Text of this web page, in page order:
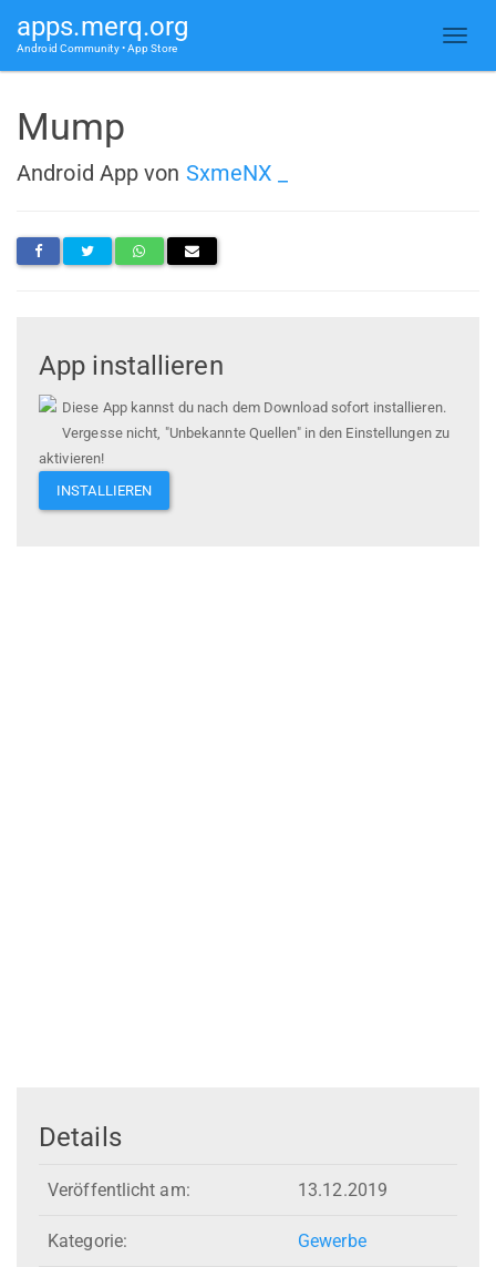
apps.merq.org
Android Community • App Store
Mump
Android App von SxmeNX _
App installieren
Diese App kannst du nach dem Download sofort installieren.
Vergesse nicht, "Unbekannte Quellen" in den Einstellungen zu
aktivieren!
INSTALLIEREN
Details
Veröffentlicht am: 13.12.2019
Kategorie: Gewerbe